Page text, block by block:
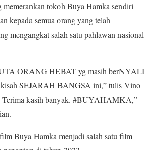
tokoh Buya Hamka sendiri
kepada semua orang yang telah
mengangkat salah satu pahlawan nasional
ORANG HEBAT yg masih berNYALI
kisah SEJARAH BANGSA ini,” tulis Vino
Terima kasih banyak. #BUYAHAMKA,”
Buya Hamka menjadi salah satu film